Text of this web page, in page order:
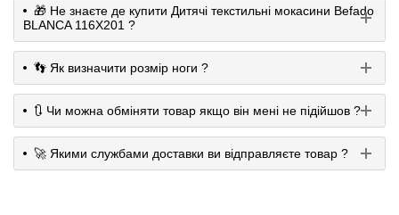
🎁 Не знаєте де купити Дитячі текстильні мокасини Befado
BLANCA 116X201 ?
👣 Як визначити розмір ноги ?
🔃 Чи можна обміняти товар якщо він мені не підійшов ?
🚀 Якими службами доставки ви відправляєте товар ?